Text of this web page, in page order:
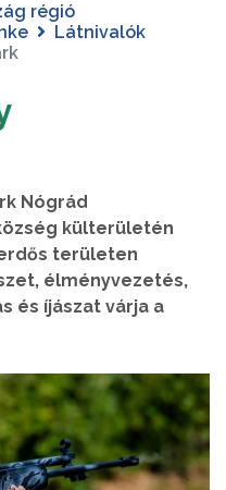
régió
Látnivalók
Nógrád
külterületén
területen
élményvezetés,
és íjászat várja a